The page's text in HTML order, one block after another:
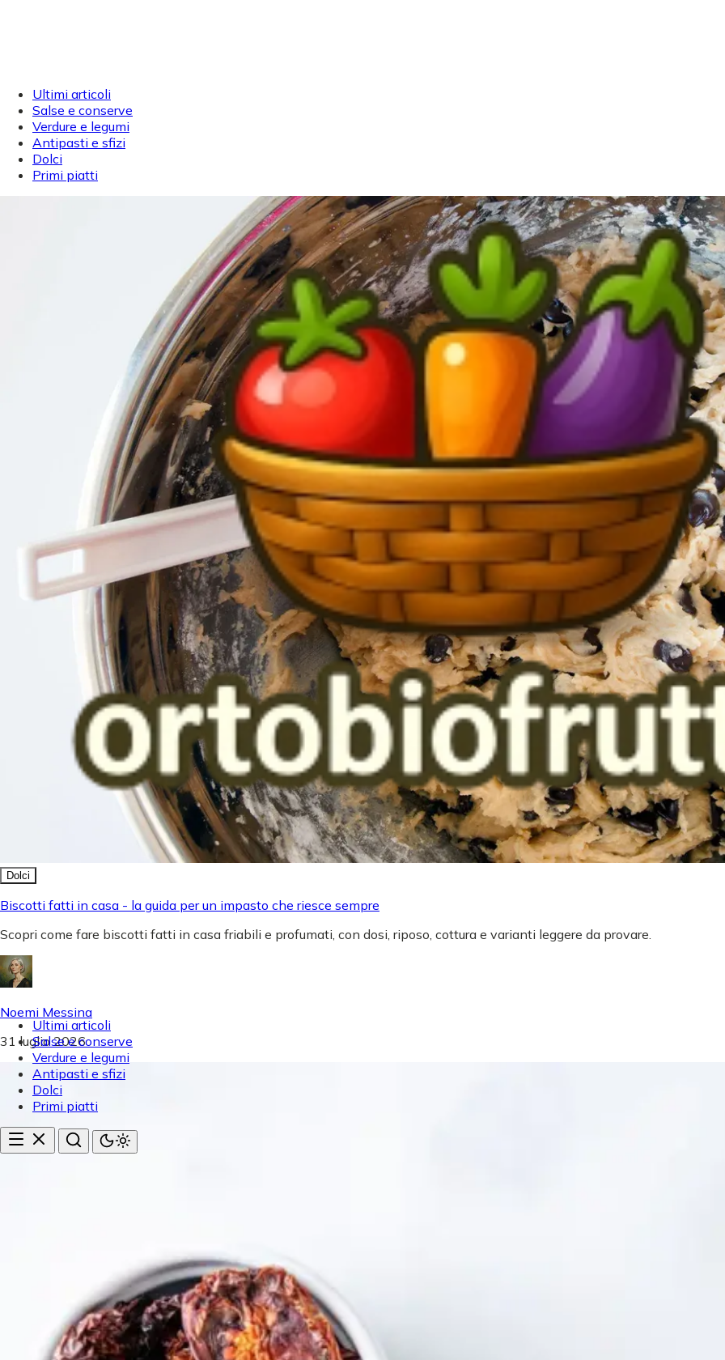
Ultimi articoli
Salse e conserve
Verdure e legumi
Antipasti e sfizi
Dolci
Primi piatti
Ultimi articoli
Salse e conserve
Verdure e legumi
Antipasti e sfizi
Dolci
Primi piatti
Dolci
Biscotti fatti in casa - la guida per un impasto che riesce sempre
Scopri come fare biscotti fatti in casa friabili e profumati, con dosi, riposo, cottura e varianti leggere da provare.
Noemi Messina
31 luglio 2026